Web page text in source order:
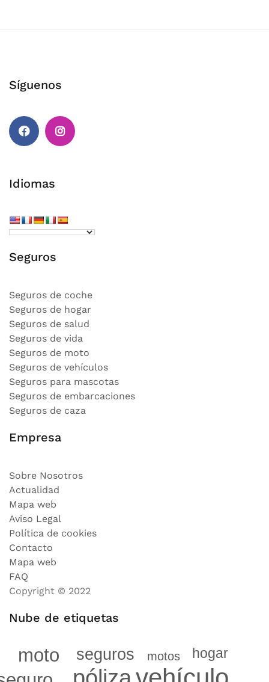
Síguenos
Idiomas
Seguros
Seguros de coche
Seguros de hogar
Seguros de salud
Seguros de vida
Seguros de moto
Seguros de vehículos
Seguros para mascotas
Seguros de embarcaciones
Seguros de caza
Empresa
Sobre Nosotros
Actualidad
Mapa web
Aviso Legal
Política de cookies
Contacto
Mapa web
FAQ
Copyright © 2022
Nube de etiquetas
moto
seguros hogar
motos